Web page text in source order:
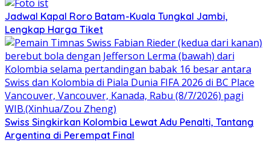
Jadwal Kapal Roro Batam-Kuala Tungkal Jambi,
Lengkap Harga Tiket
Swiss Singkirkan Kolombia Lewat Adu Penalti, Tantang
Argentina di Perempat Final